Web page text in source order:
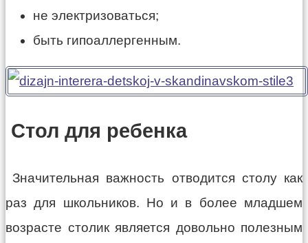
не электризоваться;
быть гипоаллергенным.
Стол для ребенка
Значительная важность отводится столу как
раз для школьников. Но и в более младшем
возрасте столик является довольно полезным